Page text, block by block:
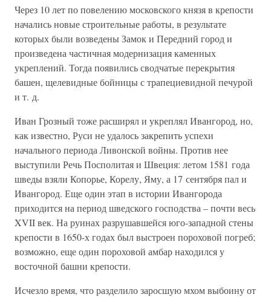
Через 10 лет по повелению московского князя в крепости
начались новые строительные работы, в результате
которых были возведены Замок и Передний город и
произведена частичная модернизация каменных
укреплений. Тогда появились сводчатые перекрытия
башен, щелевидные бойницы с трапециевидной печурой
и т. д.
Иван Грозный тоже расширял и укреплял Ивангород, но,
как известно, Руси не удалось закрепить успехи
начального периода Ливонской войны. Против нее
выступили Речь Посполитая и Швеция: летом 1581 года
шведы взяли Копорье, Корелу, Яму, а 17 сентября пал и
Ивангород. Еще один этап в истории Ивангорода
приходится на период шведского господства – почти весь
XVII век. На руинах разрушавшейся юго-западной стены
крепости в 1650-х годах был выстроен пороховой погреб;
возможно, еще один пороховой амбар находился у
восточной башни крепости.
Исчезло время, что разделило заросшую мхом выбоину от